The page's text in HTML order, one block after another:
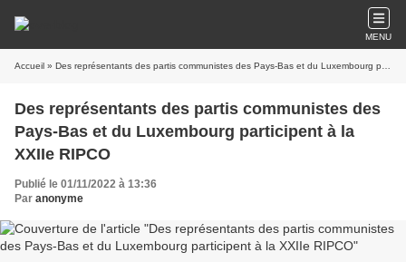
MENU
Accueil » Des représentants des partis communistes des Pays-Bas et du Luxembourg participent à la XXIIe RIPCO
Des représentants des partis communistes des
Pays-Bas et du Luxembourg participent à la
XXIIe RIPCO
Publié le 01/11/2022 à 13:36
Par anonyme